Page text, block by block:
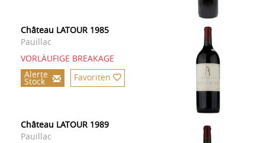
Château LATOUR 1985
Pauillac
VORLÄUFIGE BREAKAGE
Alerte
Stock Favoriten
Château LATOUR 1989
Pauillac